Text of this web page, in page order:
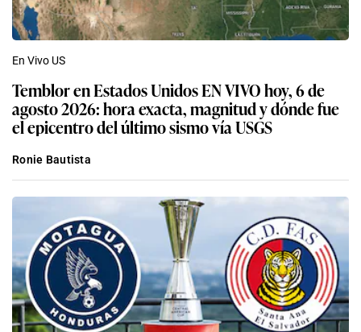
En Vivo US
Temblor en Estados Unidos EN VIVO hoy, 6 de
agosto 2026: hora exacta, magnitud y dónde fue
el epicentro del último sismo vía USGS
Ronie Bautista